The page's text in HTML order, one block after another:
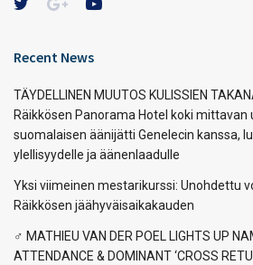
Recent News
TÄYDELLINEN MUUTOS KULISSIEN
Räikkösen Panorama Hotel koki mittavan
suomalaisen äänijätti Genelecin kanssa,
ylellisyydelle ja äänenlaadulle
Yksi viimeinen mestarikurssi: Unohdettu
Räikkösen jäähyväisaikakauden
‍♂️ MATHIEU VAN DER POEL LIGHTS UP
ATTENDANCE & DOMINANT ‘CROSS